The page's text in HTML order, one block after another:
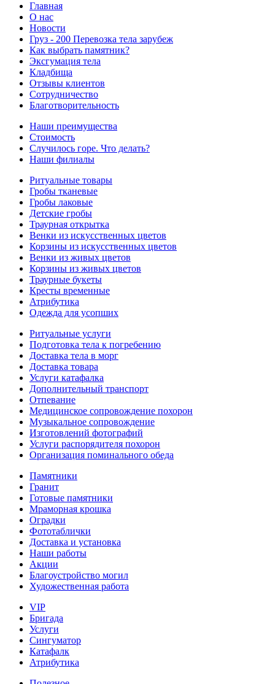
Главная
О нас
Новости
Груз - 200 Перевозка тела зарубеж
Как выбрать памятник?
Эксгумация тела
Кладбища
Отзывы клиентов
Сотрудничество
Благотворительность
Наши преимущества
Стоимость
Случилось горе. Что делать?
Наши филиалы
Ритуальные товары
Гробы тканевые
Гробы лаковые
Детские гробы
Траурная открытка
Венки из искусственных цветов
Корзины из искусственных цветов
Венки из живых цветов
Корзины из живых цветов
Траурные букеты
Кресты временные
Атрибутика
Одежда для усопших
Ритуальные услуги
Подготовка тела к погребению
Доставка тела в морг
Доставка товара
Услуги катафалка
Дополнительный транспорт
Отпевание
Медицинское сопровождение похорон
Музыкальное сопровождение
Изготовлений фотографий
Услуги распорядителя похорон
Организация поминального обеда
Памятники
Гранит
Готовые памятники
Мраморная крошка
Оградки
Фототаблички
Доставка и установка
Наши работы
Акции
Благоустройство могил
Художественная работа
VIP
Бригада
Услуги
Сингуматор
Катафалк
Атрибутика